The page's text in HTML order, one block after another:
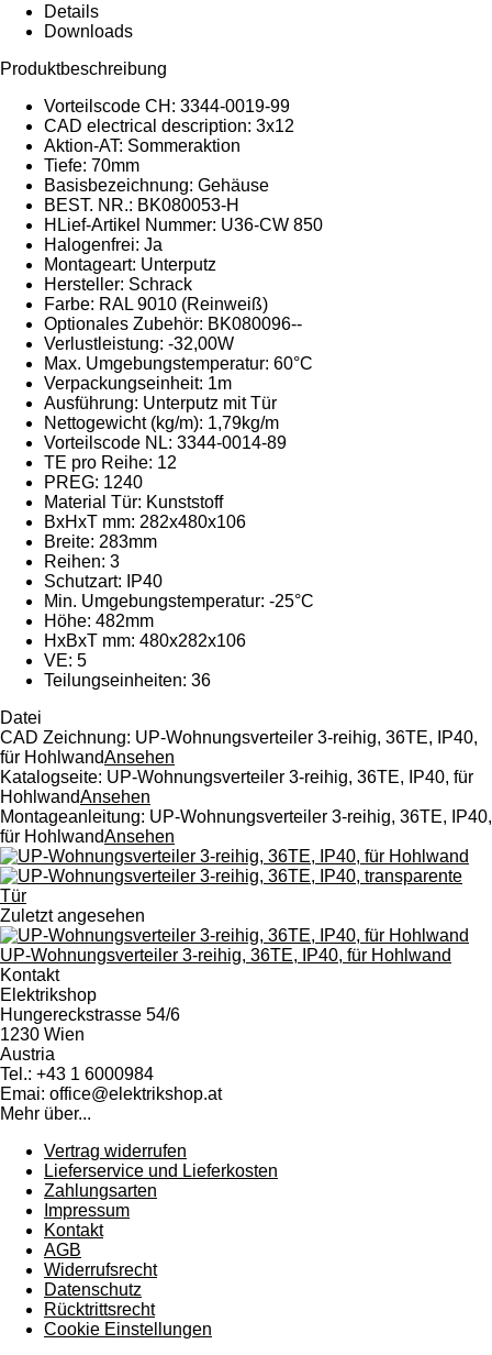
Details
Downloads
Produktbeschreibung
Vorteilscode CH: 3344-0019-99
CAD electrical description: 3x12
Aktion-AT: Sommeraktion
Tiefe: 70mm
Basisbezeichnung: Gehäuse
BEST. NR.: BK080053-H
HLief-Artikel Nummer: U36-CW 850
Halogenfrei: Ja
Montageart: Unterputz
Hersteller: Schrack
Farbe: RAL 9010 (Reinweiß)
Optionales Zubehör: BK080096--
Verlustleistung: -32,00W
Max. Umgebungstemperatur: 60°C
Verpackungseinheit: 1m
Ausführung: Unterputz mit Tür
Nettogewicht (kg/m): 1,79kg/m
Vorteilscode NL: 3344-0014-89
TE pro Reihe: 12
PREG: 1240
Material Tür: Kunststoff
BxHxT mm: 282x480x106
Breite: 283mm
Reihen: 3
Schutzart: IP40
Min. Umgebungstemperatur: -25°C
Höhe: 482mm
HxBxT mm: 480x282x106
VE: 5
Teilungseinheiten: 36
Datei
CAD Zeichnung: UP-Wohnungsverteiler 3-reihig, 36TE, IP40,
für HohlwandAnsehen
Katalogseite: UP-Wohnungsverteiler 3-reihig, 36TE, IP40, für
HohlwandAnsehen
Montageanleitung: UP-Wohnungsverteiler 3-reihig, 36TE, IP40,
für HohlwandAnsehen
Zuletzt angesehen
UP-Wohnungsverteiler 3-reihig, 36TE, IP40, für Hohlwand
Kontakt
Elektrikshop
Hungereckstrasse 54/6
1230 Wien
Austria
Tel.: +43 1 6000984
Emai: office@elektrikshop.at
Mehr über...
Vertrag widerrufen
Lieferservice und Lieferkosten
Zahlungsarten
Impressum
Kontakt
AGB
Widerrufsrecht
Datenschutz
Rücktrittsrecht
Cookie Einstellungen